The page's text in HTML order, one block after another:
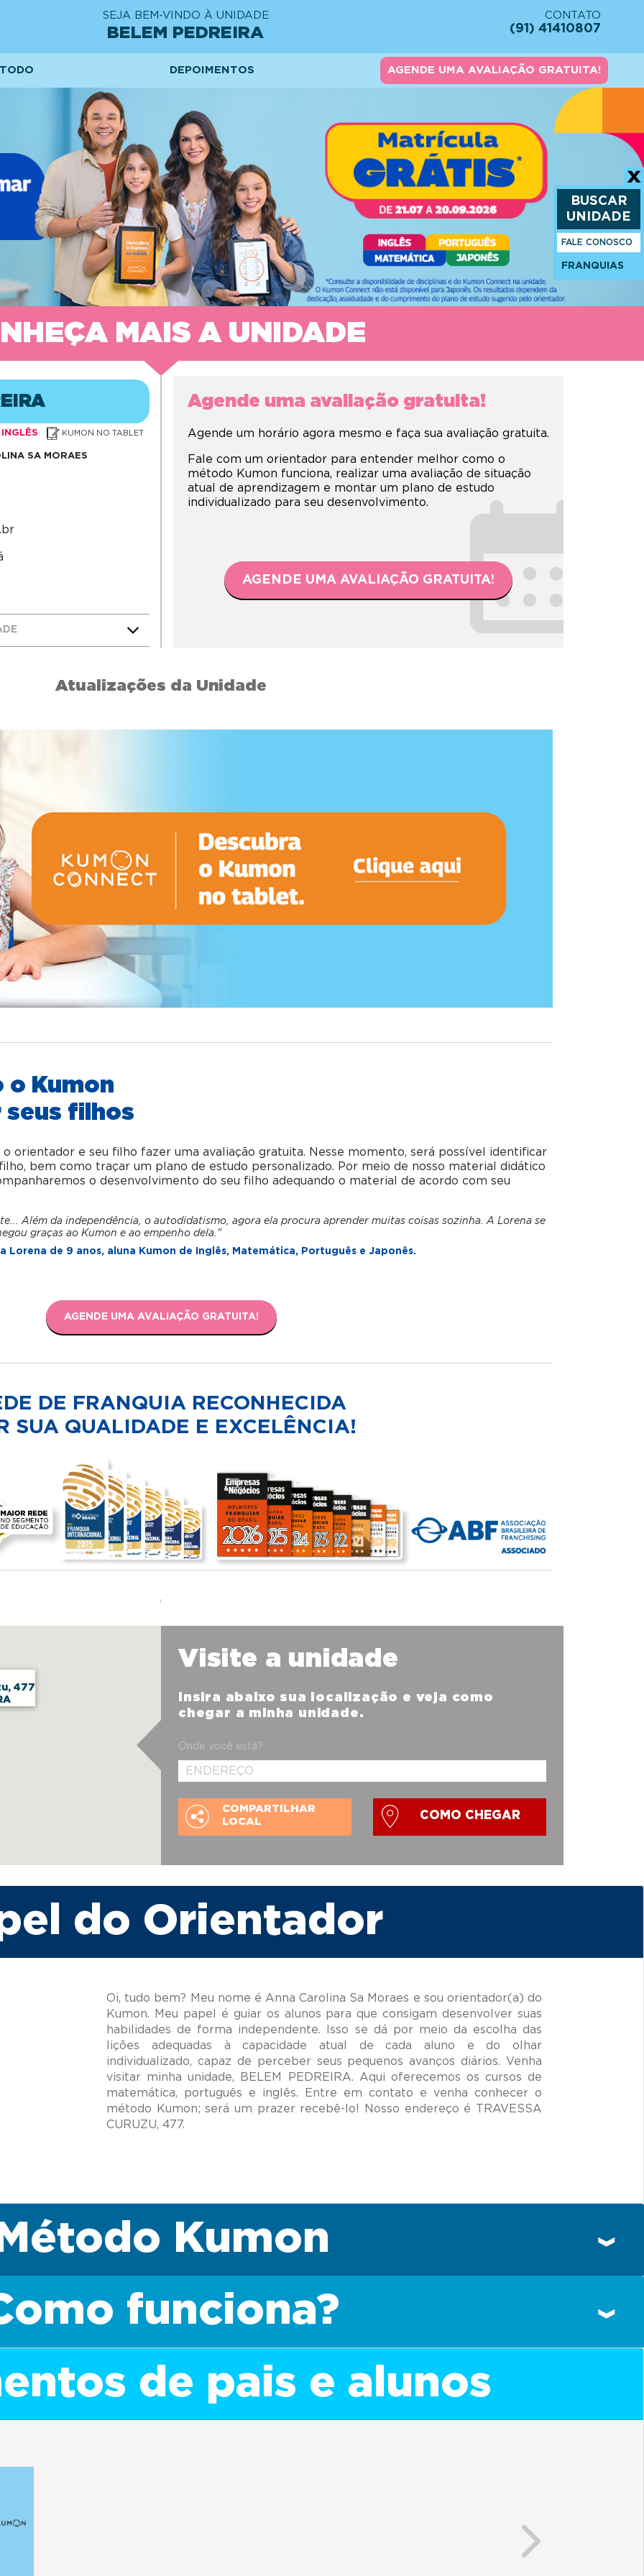
SEJA BEM-VINDO À UNIDADE
BELEM PEDREIRA
CONTATO
(91) 41410807
DEPOIMENTOS AGENDE UMA AVALIAÇÃO GRATUITA!
MAIS A UNIDADE
INGLÊS KUMON NO TABLET
SA MORAES
Agende uma avaliação gratuita!
Agende um horário agora mesmo e faça sua avaliação gratuita.
Fale com um orientador para entender melhor como o
método Kumon funciona, realizar uma avaliação de situação
atual de aprendizagem e montar um plano de estudo
individualizado para seu desenvolvimento.
AGENDE UMA AVALIAÇÃO GRATUITA!
Atualizações da Unidade
o Kumon
filhos
orientador e seu filho fazer uma avaliação gratuita. Nesse momento, será possível identificar
bem como traçar um plano de estudo personalizado. Por meio de nosso material didático
o desenvolvimento do seu filho adequando o material de acordo com seu
Além da independência, o autodidatismo, agora ela procura aprender muitas coisas sozinha. A Lorena se
graças ao Kumon e ao empenho dela."
Lorena de 9 anos, aluna Kumon de Inglês, Matemática, Português e Japonês.
AGENDE UMA AVALIAÇÃO GRATUITA!
DE FRANQUIA RECONHECIDA
SUA QUALIDADE E EXCELÊNCIA!
477
Visite a unidade
Insira abaixo sua localização e veja como
chegar a minha unidade.
Onde você está?
COMPARTILHAR
LOCAL
COMO CHEGAR
do Orientador
Oi, tudo bem? Meu nome é Anna Carolina Sa Moraes e sou orientador(a) do
Kumon. Meu papel é guiar os alunos para que consigam desenvolver suas
habilidades de forma independente. Isso se dá por meio da escolha das
lições adequadas à capacidade atual de cada aluno e do olhar
individualizado, capaz de perceber seus pequenos avanços diários. Venha
visitar minha unidade, BELEM PEDREIRA. Aqui oferecemos os cursos de
matemática, português e inglês. Entre em contato e venha conhecer o
método Kumon; será um prazer recebê-lo! Nosso endereço é TRAVESSA
Kumon
funciona?
de pais e alunos
Next
BUSCAR
UNIDADE
FALE CONOSCO
FRANQUIAS